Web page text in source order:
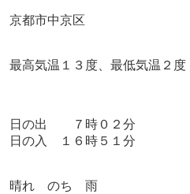
京都市中京区
最高気温１３度、最低気温２度
日の出 ７時０２分
日の入 １６時５１分
晴れ のち 雨